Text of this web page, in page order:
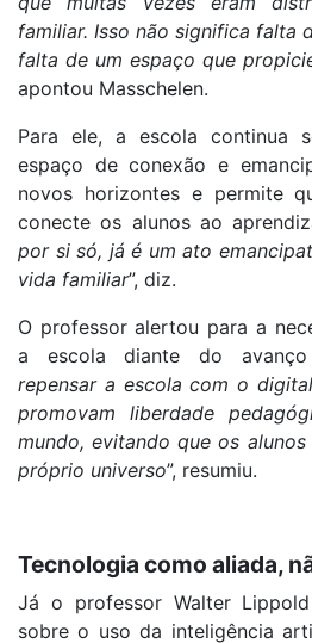
familiar. Isso não significa falta
falta de um espaço que
apontou Masschelen.
Para ele, a escola continua
espaço de conexão e
novos horizontes e permite
conecte os alunos ao
por si só, já é um ato
vida familiar”, diz.
O professor alertou para a
a escola diante do
repensar a escola com o
promovam liberdade
mundo, evitando que os
próprio universo”, resumiu.
Tecnologia como aliada,
Já o professor Walter
sobre o uso da inteligência